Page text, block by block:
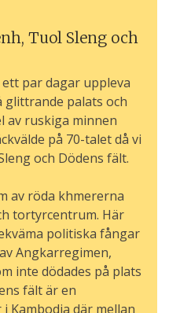
Tuol Sleng och
par dagar uppleva
glittrande palats och
av ruskiga minnen
på 70-talet då vi
och Dödens fält.
av röda khmererna
tortyrcentrum. Här
politiska fångar
Angkarregimen,
inte dödades på plats
fält är en
Kambodja där mellan